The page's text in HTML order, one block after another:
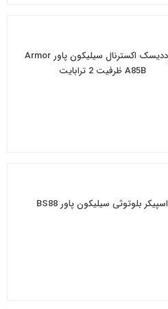
هارددیسک اکسترنال سیلیکون پاور Armor
A85B ظرفیت 2 ترابایت
اسپیکر بلوتوثی سیلیکون پاور BS88